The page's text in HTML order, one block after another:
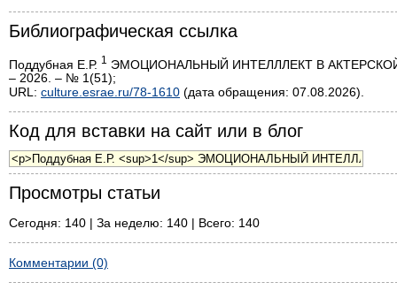
Библиографическая ссылка
Поддубная Е.Р. 1
ЭМОЦИОНАЛЬНЫЙ ИНТЕЛЛЛЕКТ В
– 2026. – № 1(51);
URL: culture.esrae.ru/78-1610 (дата обращения: 07.08.2026).
Код для вставки на сайт или в блог
Просмотры статьи
Сегодня: 140 | За неделю: 140 | Всего: 140
Комментарии (0)